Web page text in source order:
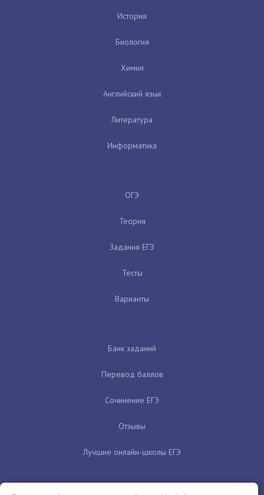
История
Биология
Химия
Английский язык
Литература
Информатика
ОГЭ
Теория
Задания ЕГЭ
Тесты
Варианты
Банк заданий
Перевод баллов
Сочинение ЕГЭ
Отзывы
Лучшие онлайн-школы ЕГЭ